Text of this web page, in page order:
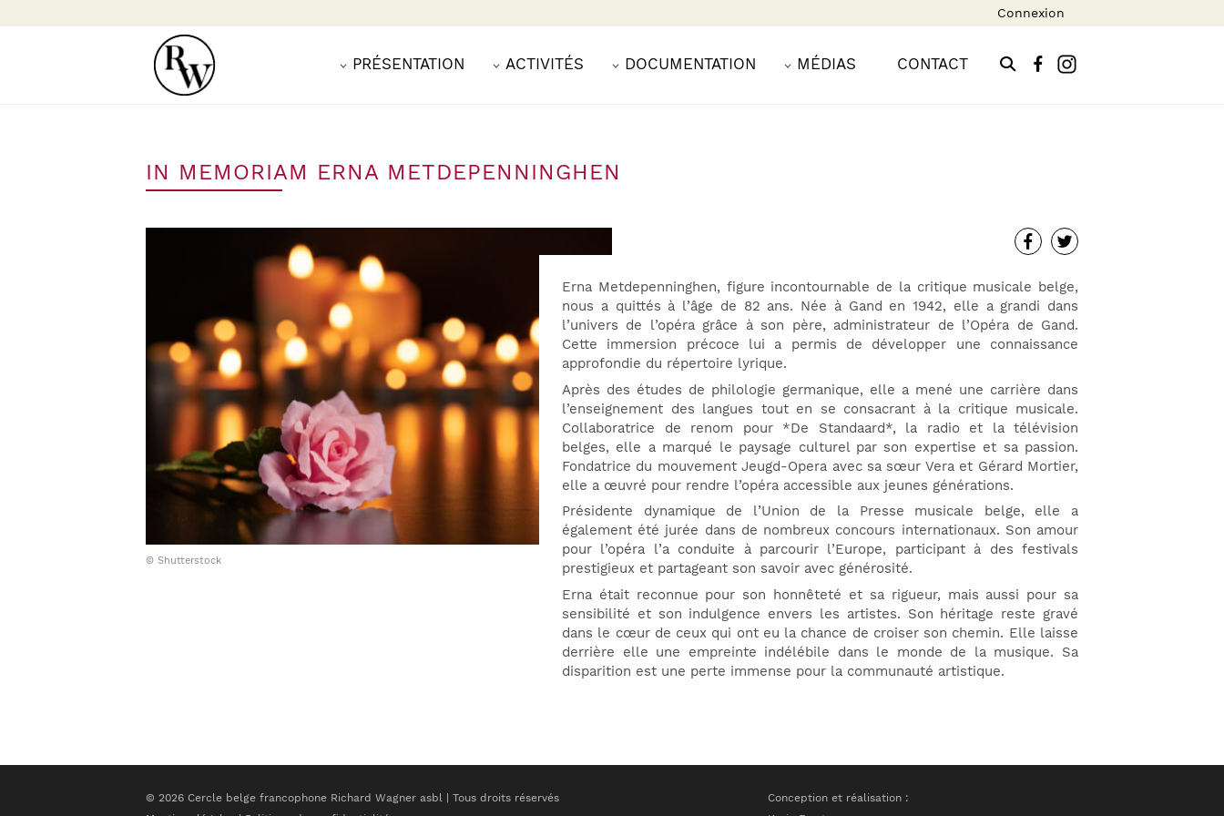
Connexion
PRÉSENTATION ACTIVITÉS DOCUMENTATION MÉDIAS CONTACT
IN MEMORIAM ERNA METDEPENNINGHEN
© Shutterstock
Erna Metdepenninghen, figure incontournable de la critique musicale belge,
nous a quittés à l’âge de 82 ans. Née à Gand en 1942, elle a grandi dans
l’univers de l’opéra grâce à son père, administrateur de l’Opéra de Gand.
Cette immersion précoce lui a permis de développer une connaissance
approfondie du répertoire lyrique.
Après des études de philologie germanique, elle a mené une carrière dans
l’enseignement des langues tout en se consacrant à la critique musicale.
Collaboratrice de renom pour *De Standaard*, la radio et la télévision
belges, elle a marqué le paysage culturel par son expertise et sa passion.
Fondatrice du mouvement Jeugd-Opera avec sa sœur Vera et Gérard Mortier,
elle a œuvré pour rendre l’opéra accessible aux jeunes générations.
Présidente dynamique de l’Union de la Presse musicale belge, elle a
également été jurée dans de nombreux concours internationaux. Son amour
pour l’opéra l’a conduite à parcourir l’Europe, participant à des festivals
prestigieux et partageant son savoir avec générosité.
Erna était reconnue pour son honnêteté et sa rigueur, mais aussi pour sa
sensibilité et son indulgence envers les artistes. Son héritage reste gravé
dans le cœur de ceux qui ont eu la chance de croiser son chemin. Elle laisse
derrière elle une empreinte indélébile dans le monde de la musique. Sa
disparition est une perte immense pour la communauté artistique.
© 2026 Cercle belge francophone Richard Wagner asbl | Tous droits réservés
Conception et réalisation :